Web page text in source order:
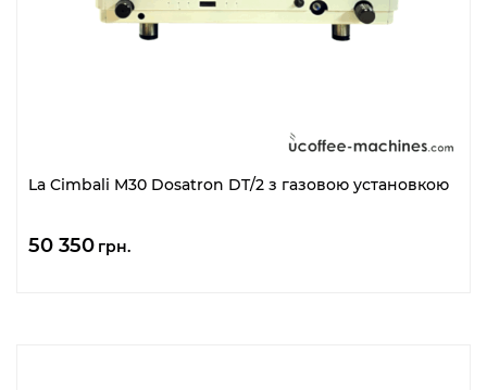
La Cimbali M30 Dosatron DT/2 з газовою установкою
50 350 грн.